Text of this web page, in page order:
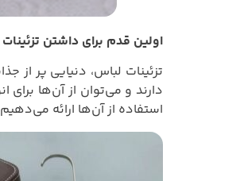
اولین قدم برای داشتن
تزئینات لباس، دنیایی پر از
دارند و می‌توان از آن‌ها
استفاده از آن‌ها ارائه